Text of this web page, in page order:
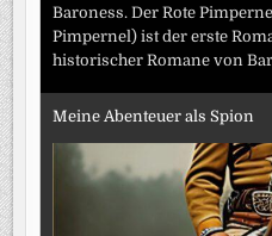
Baroness. Der Rote
Pimpernel) ist der erste
historischer Romane von
Meine Abenteuer als Spion